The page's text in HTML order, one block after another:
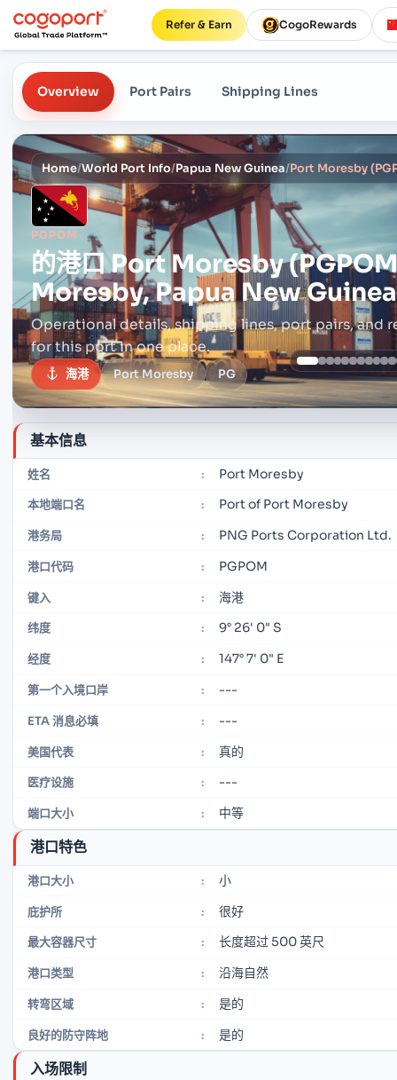
Refer & Earn CogoRewards
Overview Port Pairs Shipping Lines
Home/World Port Info/Papua New Guinea/
PGPOM
的港口Port Moresby
Moresby, Papua New Guinea
Operational details, shipping lines, port pairs, and
for this port in one place.
海港 Port Moresby PG
基本信息
姓名 : Port Moresby
本地端口名 : Port of Port Moresby
港务局 : PNG Ports Corporation Ltd.
港口代码 : PGPOM
键入 : 海港
纬度 : 9° 26' 0" S
经度 : 147° 7' 0" E
第一个入境口岸 : ---
ETA 消息必填 : ---
美国代表 : 真的
医疗设施 : ---
端口大小 : 中等
港口特色
港口大小 : 小
庇护所 : 很好
最大容器尺寸 : 长度超过 500 英尺
港口类型 : 沿海自然
转弯区域 : 是的
良好的防守阵地 : 是的
入场限制